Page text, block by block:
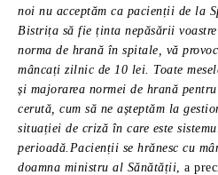
noi nu acceptăm ca pacienții de la
Bistrița să fie ținta nepăsării
norma de hrană în spitale, vă
mâncați zilnic de 10 lei. Toate
și majorarea normei de hrană
cerută, cum să ne așteptăm la
situației de criză în care este
perioadă.Pacienții se hrănesc cu
doamna ministru al Sănătății, a